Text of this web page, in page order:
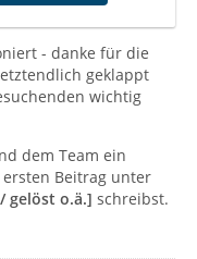
- danke für die
geklappt
wichtig
dem Team ein
Beitrag unter
gelöst o.ä.] schreibst.